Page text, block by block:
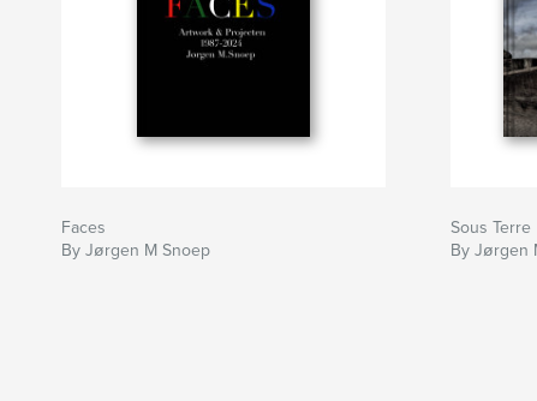
Faces
By Jørgen M Snoep
Sous Terre
By Jørgen